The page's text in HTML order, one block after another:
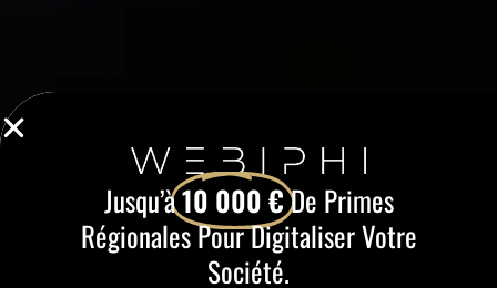
Jusqu’à10 000 €De Primes
Régionales Pour Digitaliser Votre
Société.